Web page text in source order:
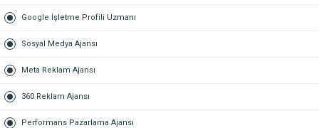
Google İşletme Profili Uzmanı
Sosyal Medya Ajansı
Meta Reklam Ajansı
360 Reklam Ajansı
Performans Pazarlama Ajansı